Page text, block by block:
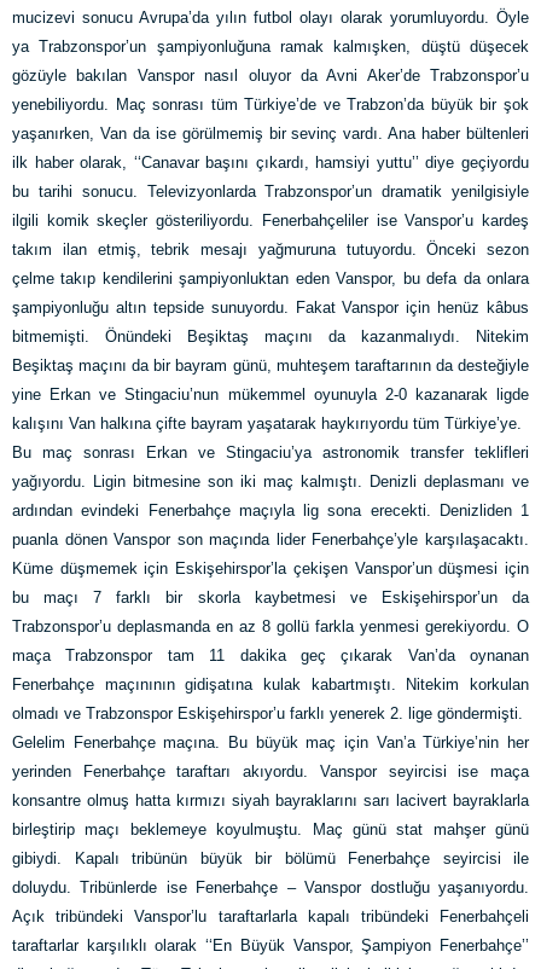
mucizevi sonucu Avrupa’da yılın futbol olayı olarak yorumluyordu. Öyle
ya Trabzonspor’un şampiyonluğuna ramak kalmışken, düştü düşecek
gözüyle bakılan Vanspor nasıl oluyor da Avni Aker’de Trabzonspor’u
yenebiliyordu. Maç sonrası tüm Türkiye’de ve Trabzon’da büyük bir şok
yaşanırken, Van da ise görülmemiş bir sevinç vardı. Ana haber bültenleri
ilk haber olarak, ‘‘Canavar başını çıkardı, hamsiyi yuttu’’ diye geçiyordu
bu tarihi sonucu. Televizyonlarda Trabzonspor’un dramatik yenilgisiyle
ilgili komik skeçler gösteriliyordu. Fenerbahçeliler ise Vanspor’u kardeş
takım ilan etmiş, tebrik mesajı yağmuruna tutuyordu. Önceki sezon
çelme takıp kendilerini şampiyonluktan eden Vanspor, bu defa da onlara
şampiyonluğu altın tepside sunuyordu. Fakat Vanspor için henüz kâbus
bitmemişti. Önündeki Beşiktaş maçını da kazanmalıydı. Nitekim
Beşiktaş maçını da bir bayram günü, muhteşem taraftarının da desteğiyle
yine Erkan ve Stingaciu’nun mükemmel oyunuyla 2-0 kazanarak ligde
kalışını Van halkına çifte bayram yaşatarak haykırıyordu tüm Türkiye’ye.
Bu maç sonrası Erkan ve Stingaciu’ya astronomik transfer teklifleri
yağıyordu. Ligin bitmesine son iki maç kalmıştı. Denizli deplasmanı ve
ardından evindeki Fenerbahçe maçıyla lig sona erecekti. Denizliden 1
puanla dönen Vanspor son maçında lider Fenerbahçe’yle karşılaşacaktı.
Küme düşmemek için Eskişehirspor’la çekişen Vanspor’un düşmesi için
bu maçı 7 farklı bir skorla kaybetmesi ve Eskişehirspor’un da
Trabzonspor’u deplasmanda en az 8 gollü farkla yenmesi gerekiyordu. O
maça Trabzonspor tam 11 dakika geç çıkarak Van’da oynanan
Fenerbahçe maçınının gidişatına kulak kabartmıştı. Nitekim korkulan
olmadı ve Trabzonspor Eskişehirspor’u farklı yenerek 2. lige göndermişti.
Gelelim Fenerbahçe maçına. Bu büyük maç için Van’a Türkiye’nin her
yerinden Fenerbahçe taraftarı akıyordu. Vanspor seyircisi ise maça
konsantre olmuş hatta kırmızı siyah bayraklarını sarı lacivert bayraklarla
birleştirip maçı beklemeye koyulmuştu. Maç günü stat mahşer günü
gibiydi. Kapalı tribünün büyük bir bölümü Fenerbahçe seyircisi ile
doluydu. Tribünlerde ise Fenerbahçe – Vanspor dostluğu yaşanıyordu.
Açık tribündeki Vanspor’lu taraftarlarla kapalı tribündeki Fenerbahçeli
taraftarlar karşılıklı olarak ‘‘En Büyük Vanspor, Şampiyon Fenerbahçe’’